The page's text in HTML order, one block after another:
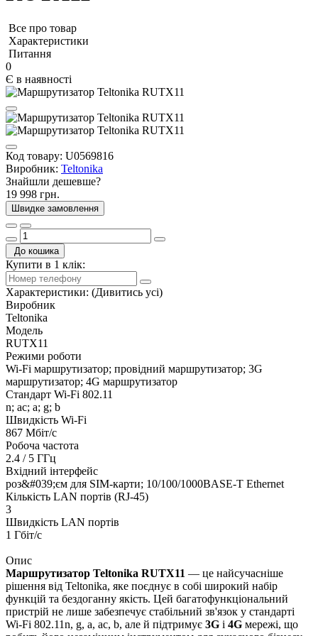
Все про товар
Характеристики
Питання
0
Є в наявності
Код товару: U0569816
Виробник: Teltonika
Знайшли дешевше?
19 998 грн.
Швидке замовлення
До кошика
Купити в 1 клік:
Характеристики: (Дивитись усі)
Виробник
Teltonika
Модель
RUTX11
Режими роботи
Wi-Fi маршрутизатор; провідний маршрутизатор; 3G
маршрутизатор; 4G маршрутизатор
Стандарт Wi-Fi 802.11
n; ac; a; g; b
Швидкість Wi-Fi
867 Мбіт/с
Робоча частота
2.4 / 5 ГГц
Вхідний інтерфейс
роз&#039;єм для SIM-карти; 10/100/1000BASE-T Ethernet
Кількість LAN портів (RJ-45)
3
Швидкість LAN портів
1 Гбіт/с
Опис
Маршрутизатор Teltonika RUTX11 — це найсучасніше
рішення від Teltonika, яке поєднує в собі широкий набір
функцій та бездоганну якість. Цей багатофункціональний
пристрій не лише забезпечує стабільний зв'язок у стандарті
Wi-Fi 802.11n, g, a, ac, b, але й підтримує 3G і 4G мережі, що